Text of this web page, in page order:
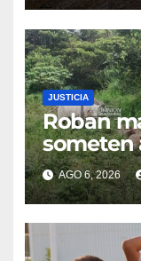
JUSTICIA
Roban
someten
AGO 6, 2026